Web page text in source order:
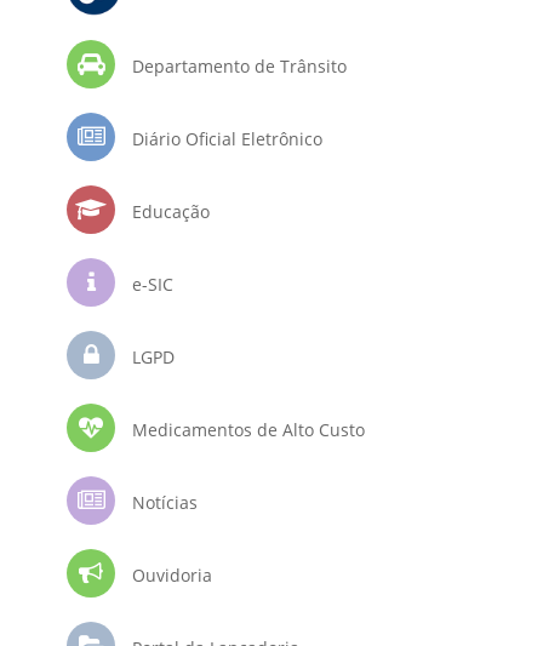
Departamento de Trânsito
Diário Oficial Eletrônico
Educação
e-SIC
LGPD
Medicamentos de Alto Custo
Notícias
Ouvidoria